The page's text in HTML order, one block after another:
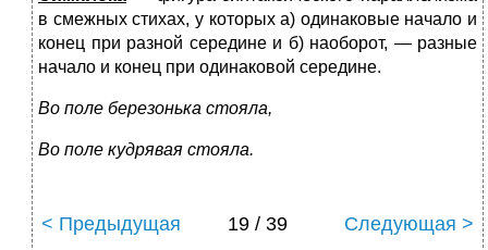
в смежных стихах, у которых а) одинаковые начало и
конец при разной середине и б) наоборот, — разные
начало и конец при одинаковой середине.
Во поле березонька стояла,
Во поле кудрявая стояла.
< Предыдущая 19 / 39 Следующая >